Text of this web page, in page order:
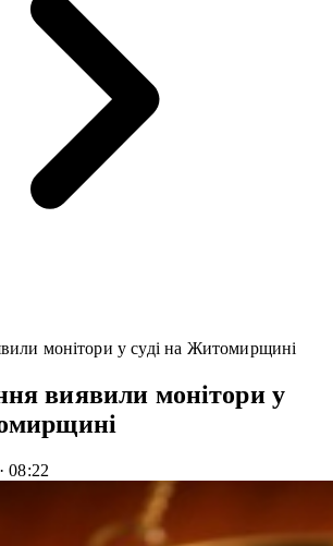
монітори у суді на Житомирщині
виявили монітори у
· 08:22